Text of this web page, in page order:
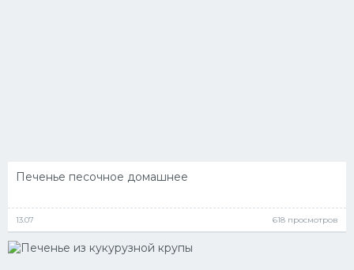
Печенье песочное домашнее
13.07 618 просмотров